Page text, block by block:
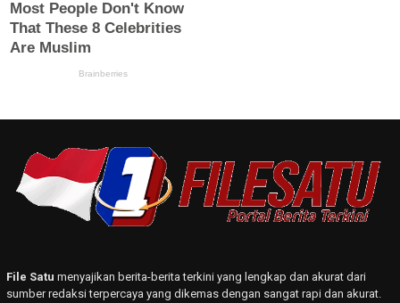
File Satu menyajikan berita-berita terkini yang lengkap dan akurat dari
sumber redaksi terpercaya yang dikemas dengan sangat rapi dan akurat.